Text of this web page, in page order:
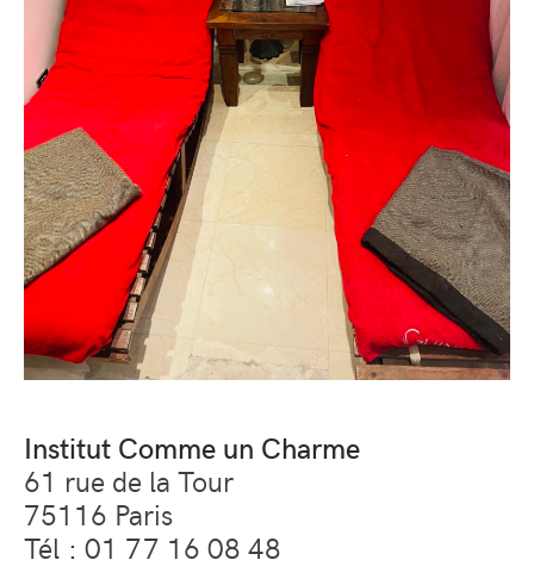
Institut Comme un Charme
61 rue de la Tour
75116 Paris
Tél : 01 77 16 08 48